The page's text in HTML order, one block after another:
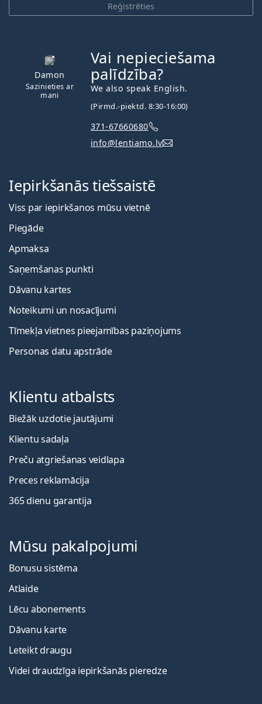
Reģistrēties
Damon
Sazinieties ar
mani
Vai nepieciešama
palīdzība?
We also speak English.
(Pirmd.-piektd. 8:30-16:00)
371-67660680
info@lentiamo.lv
Iepirkšanās tiešsaistē
Viss par iepirkšanos mūsu vietnē
Piegāde
Apmaksa
Saņemšanas punkti
Dāvanu kartes
Noteikumi un nosacījumi
Tīmekļa vietnes pieejamības paziņojums
Personas datu apstrāde
Klientu atbalsts
Biežāk uzdotie jautājumi
Klientu sadaļa
Preču atgriešanas veidlapa
Preces reklamācija
365 dienu garantija
Mūsu pakalpojumi
Bonusu sistēma
Atlaide
Lēcu abonements
Dāvanu karte
Leteikt draugu
Videi draudzīga iepirkšanās pieredze